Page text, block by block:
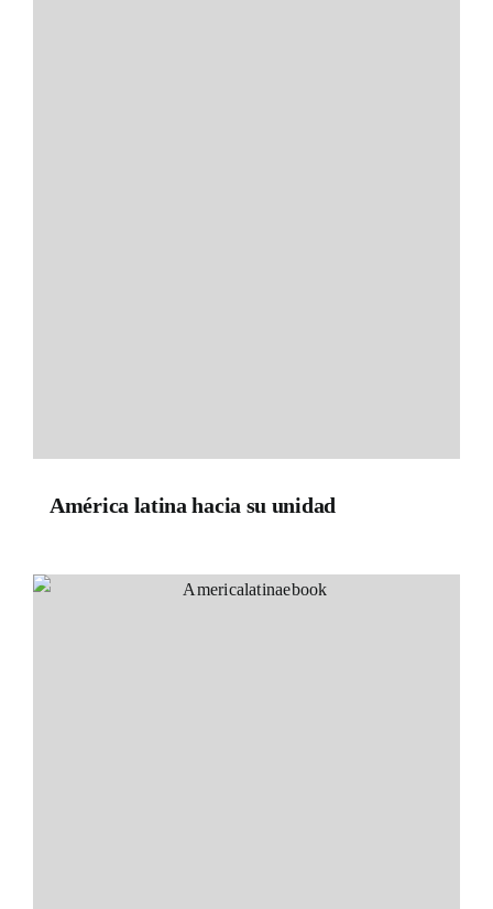
América latina hacia su unidad